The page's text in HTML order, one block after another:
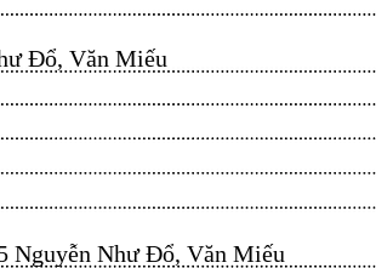
Đổ, Văn Miếu​​​​
Nguyễn Như Đổ, Văn Miếu​​​​